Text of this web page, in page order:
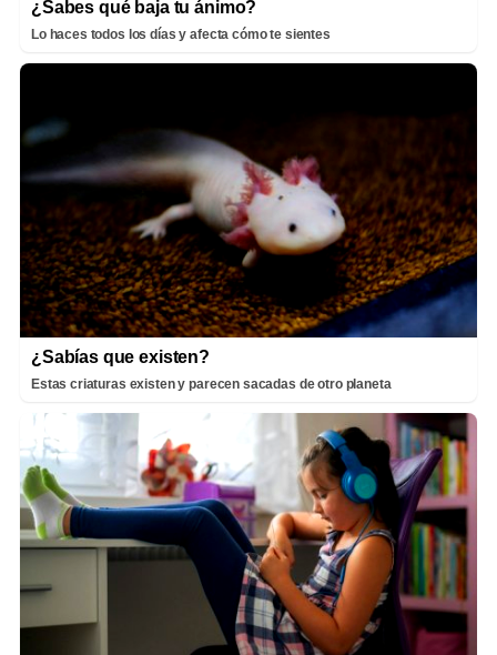
¿Sabes qué baja tu ánimo?
Lo haces todos los días y afecta cómo te sientes
¿Sabías que existen?
Estas criaturas existen y parecen sacadas de otro planeta